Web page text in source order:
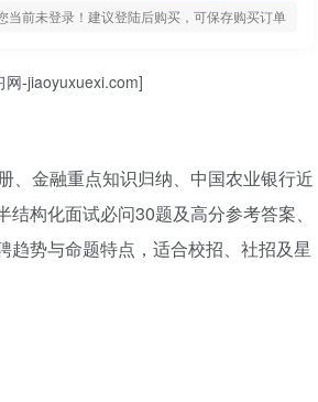
当前未登录！建议登陆后购买，可保存购买订单
网-jiaoyuxuexi.com]
、金融重点知识归纳、中国农业银行近
构化面试必问30题及高分参考答案、
势与命题特点，适合校招、社招及星